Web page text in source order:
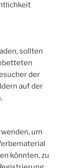
sollten
der
auf der
um
könnten, zu